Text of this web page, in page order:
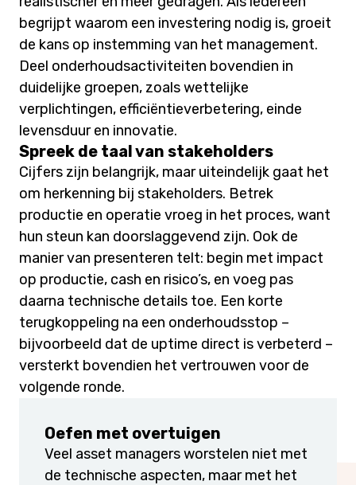
begrijpt waarom een investering nodig is, groeit
de kans op instemming van het management.
Deel onderhoudsactiviteiten bovendien in
duidelijke groepen, zoals wettelijke
verplichtingen, efficiëntieverbetering, einde
levensduur en innovatie.
Spreek de taal van stakeholders
Cijfers zijn belangrijk, maar uiteindelijk gaat het
om herkenning bij stakeholders. Betrek
productie en operatie vroeg in het proces, want
hun steun kan doorslaggevend zijn. Ook de
manier van presenteren telt: begin met impact
op productie, cash en risico’s, en voeg pas
daarna technische details toe. Een korte
terugkoppeling na een onderhoudsstop –
bijvoorbeeld dat de uptime direct is verbeterd –
versterkt bovendien het vertrouwen voor de
volgende ronde.
Oefen met overtuigen
Veel asset managers worstelen niet met
de technische aspecten, maar met het